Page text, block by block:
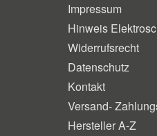
Impressum
Hinweis
Widerrufsrecht
Datenschutz
Kontakt
Versand-
Hersteller A-Z